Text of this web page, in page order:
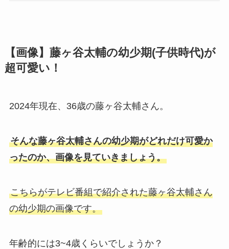
【画像】藤ヶ谷太輔の幼少期(子供時代)が
超可愛い！
2024年現在、36歳の藤ヶ谷太輔さん。
そんな藤ヶ谷太輔さんの幼少期がどれだけ可愛か
ったのか、画像を見ていきましょう。
こちらがテレビ番組で紹介された藤ヶ谷太輔さん
の幼少期の画像です。
年齢的には3~4歳くらいでしょうか？